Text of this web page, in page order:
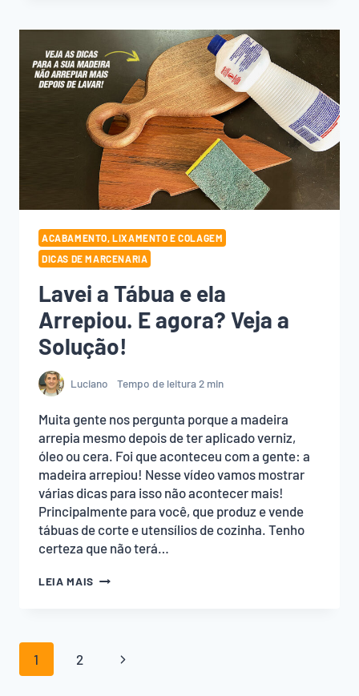
DOG
MADEIRA
ACABAMENTO, LIXAMENTO E COLAGEM
DICAS DE MARCENARIA
Lavei a Tábua e ela
Arrepiou. E agora? Veja a
Solução!
Luciano Tempo de leitura2 min
Muita gente nos pergunta porque a madeira
arrepia mesmo depois de ter aplicado verniz,
óleo ou cera. Foi que aconteceu com a gente: a
madeira arrepiou! Nesse vídeo vamos mostrar
várias dicas para isso não acontecer mais!
Principalmente para você, que produz e vende
tábuas de corte e utensílios de cozinha. Tenho
certeza que não terá…
LEIA MAIS LAVEI
ARREPIOU.
Navegação
da
1 2
Página